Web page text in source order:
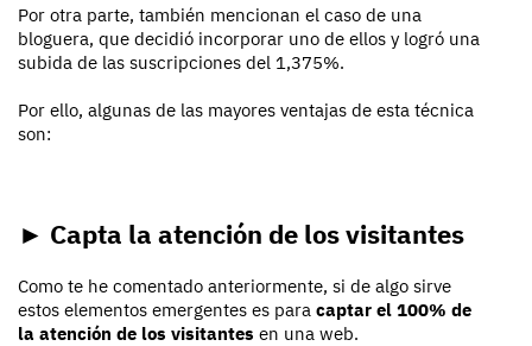
Por otra parte, también mencionan el caso de una
bloguera, que decidió incorporar uno de ellos y logró una
subida de las suscripciones del 1,375%.
Por ello, algunas de las mayores ventajas de esta técnica
son:
► Capta la atención de los visitantes
Como te he comentado anteriormente, si de algo sirve
estos elementos emergentes es para captar el 100% de
la atención de los visitantes en una web.